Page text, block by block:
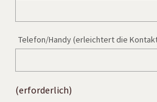
Telefon/Handy (erleichtert die
(erforderlich)